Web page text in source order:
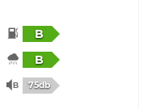
B
B
75db